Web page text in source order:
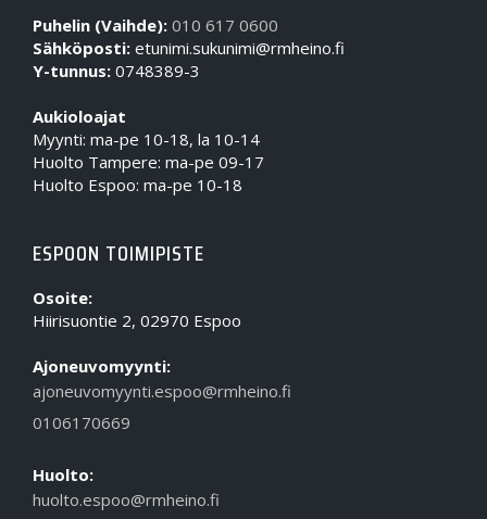
Puhelin (Vaihde): 010 617 0600
Sähköposti: etunimi.sukunimi@rmheino.fi
Y-tunnus: 0748389-3
Aukioloajat
Myynti: ma-pe 10-18, la 10-14
Huolto Tampere: ma-pe 09-17
Huolto Espoo: ma-pe 10-18
ESPOON TOIMIPISTE
Osoite:
Hiirisuontie 2, 02970 Espoo
Ajoneuvomyynti:
ajoneuvomyynti.espoo@rmheino.fi
0106170669
Huolto:
huolto.espoo@rmheino.fi